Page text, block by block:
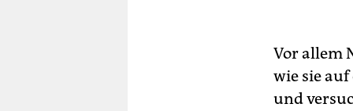
Vor allem
wie sie
und